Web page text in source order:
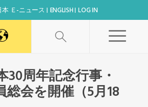
Ｅ-ニュース ENGLISH LOG IN
周年記念行事・
総会を開催（5月18